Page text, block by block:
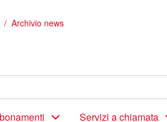
Archivio news
Servizi a chiamata